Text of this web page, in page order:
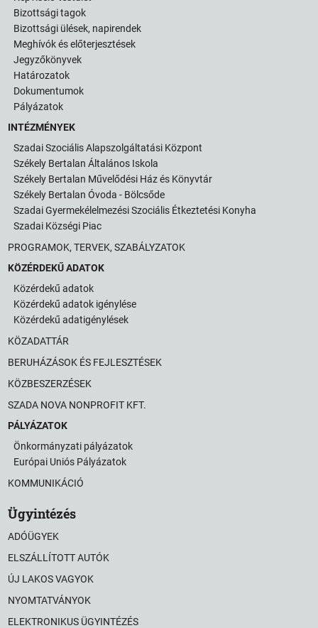
Bizottsági tagok
Bizottsági ülések, napirendek
Meghívók és előterjesztések
Jegyzőkönyvek
Határozatok
Dokumentumok
Pályázatok
INTÉZMÉNYEK
Szadai Szociális Alapszolgáltatási Központ
Székely Bertalan Általános Iskola
Székely Bertalan Művelődési Ház és Könyvtár
Székely Bertalan Óvoda - Bölcsőde
Szadai Gyermekélelmezési Szociális Étkeztetési Konyha
Szadai Községi Piac
PROGRAMOK, TERVEK, SZABÁLYZATOK
KÖZÉRDEKŰ ADATOK
Közérdekű adatok
Közérdekű adatok igénylése
Közérdekű adatigénylések
KÖZADATTÁR
BERUHÁZÁSOK ÉS FEJLESZTÉSEK
KÖZBESZERZÉSEK
SZADA NOVA NONPROFIT KFT.
PÁLYÁZATOK
Önkormányzati pályázatok
Európai Uniós Pályázatok
KOMMUNIKÁCIÓ
Ügyintézés
ADÓÜGYEK
ELSZÁLLÍTOTT AUTÓK
ÚJ LAKOS VAGYOK
NYOMTATVÁNYOK
ELEKTRONIKUS ÜGYINTÉZÉS